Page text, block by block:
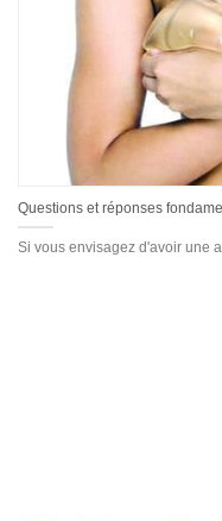
Questions et réponses
Si vous envisagez d'avoir une